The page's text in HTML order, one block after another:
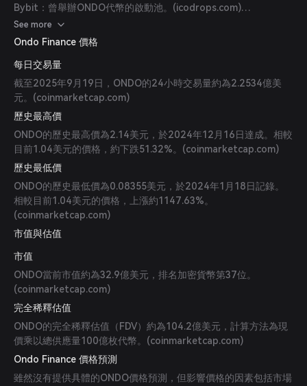
Bybit：曾舉辦ONDO代幣的啟動池。(icodrops.com)
Coinbase：提供ONDO市場數據和交易選項。(
See more
Ondo Finance 價格
每日交易量
截至2025年9月19日，ONDO的24小時交易量約為2.2534億美
元。(coinmarketcap.com)
歷史最高價
ONDO的歷史最高價為2.14美元，於2024年12月16日達成。相較
目前1.04美元的價格，約下跌51.32%。(coinmarketcap.com)
歷史最低價
ONDO的歷史最低價為0.08355美元，於2024年1月18日記錄。
相較目前1.04美元的價格，上漲約1147.63%。
(coinmarketcap.com)
市值與估值
市值
ONDO當前市值約為32.9億美元，排名加密貨幣第37位。
(coinmarketcap.com)
完全稀釋估值
ONDO的完全稀釋估值（FDV）約為104.2億美元，計算方法為現
價乘以總供應量100億枚代幣。(coinmarketcap.com)
Ondo Finance 價格預測
雖然沒有提供具體的ONDO價格預測，但影響價格的因素包括市場